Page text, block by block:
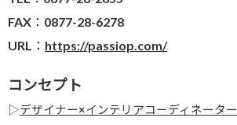
FAX：0877-28-6278
URL： https://passiop.com/
コンセプト
▷デザイナー×インテリアコーディネーター